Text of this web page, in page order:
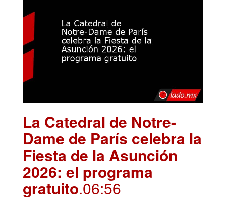
La Catedral de Notre-
Dame de París celebra la
Fiesta de la Asunción
2026: el programa
gratuito.06:56